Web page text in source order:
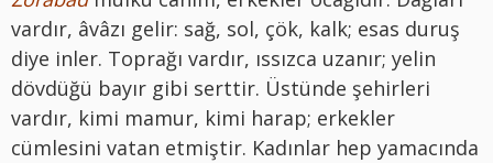
vardır, âvâzı gelir: sağ, sol, çök, kalk; esas duruş
diye inler. Toprağı vardır, ıssızca uzanır; yelin
dövdüğü bayır gibi serttir. Üstünde şehirleri
vardır, kimi mamur, kimi harap; erkekler
cümlesini vatan etmiştir. Kadınlar hep yamacında